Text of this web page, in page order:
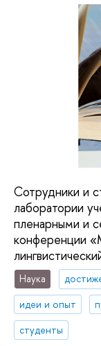
Сотрудники и
лаборатории
пленарными и
конференции
Наука
идеи и опыт
студенты